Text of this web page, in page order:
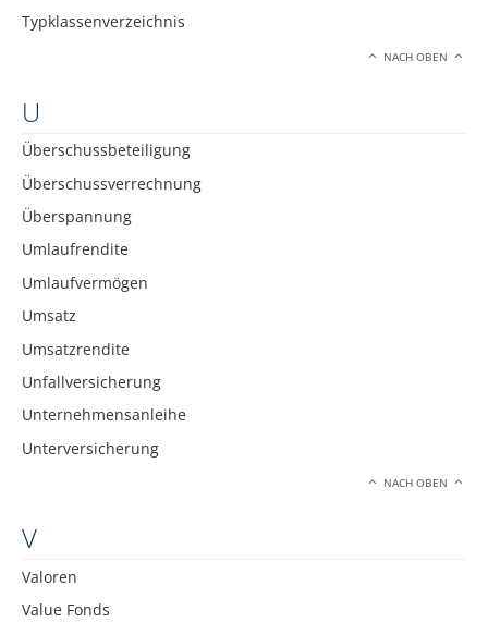
Typklassenverzeichnis
NACH OBEN
U
Überschussbeteiligung
Überschussverrechnung
Überspannung
Umlaufrendite
Umlaufvermögen
Umsatz
Umsatzrendite
Unfallversicherung
Unternehmensanleihe
Unterversicherung
NACH OBEN
V
Valoren
Value Fonds